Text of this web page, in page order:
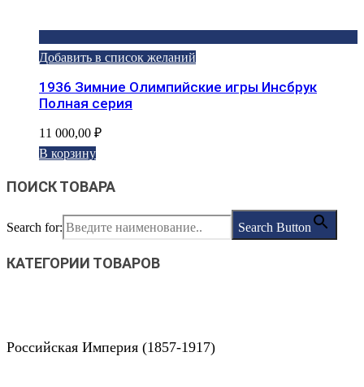
Добавить в список желаний
1936 Зимние Олимпийские игры Инсбрук
Полная серия
11 000,00 ₽
В корзину
ПОИСК ТОВАРА
Search for: Search Button
КАТЕГОРИИ ТОВАРОВ
Российская Империя (1857-1917)